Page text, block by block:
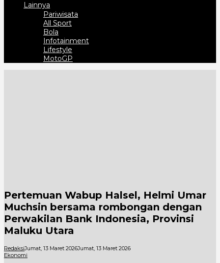
Lainnya
Pariwisata
All Sport
Bola
Infotainment
Lifestyle
MotoGP
Pertemuan Wabup Halsel, Helmi Umar
Muchsin bersama rombongan dengan
Perwakilan Bank Indonesia, Provinsi
Maluku Utara
RedaksiJumat, 13 Maret 2026Jumat, 13 Maret 2026
Ekonomi